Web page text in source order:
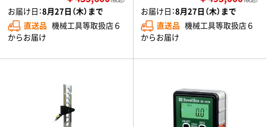
お届け日：8月27日（木）まで
直送品 機械工具等取扱店６
からお届け
お届け日：8月27日（木）まで
直送品 機械工具等取扱店６
からお届け